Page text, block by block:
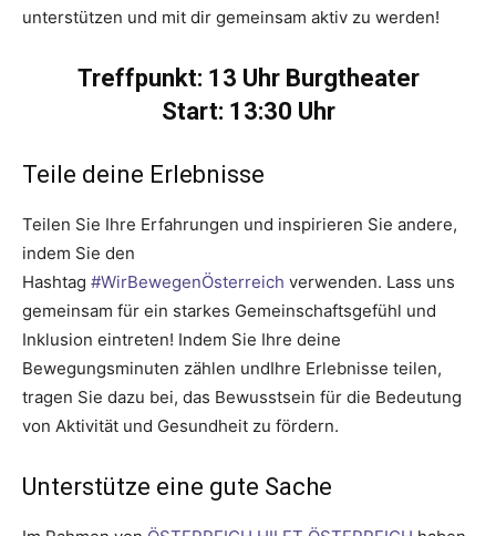
unterstützen und mit dir gemeinsam aktiv zu werden!
Treffpunkt: 13 Uhr Burgtheater
Start: 13:30 Uhr
Teile deine Erlebnisse
Teilen Sie Ihre Erfahrungen und inspirieren Sie andere,
indem Sie den
Hashtag #WirBewegenÖsterreich verwenden. Lass uns
gemeinsam für ein starkes Gemeinschaftsgefühl und
Inklusion eintreten! Indem Sie Ihre deine
Bewegungsminuten zählen undIhre Erlebnisse teilen,
tragen Sie dazu bei, das Bewusstsein für die Bedeutung
von Aktivität und Gesundheit zu fördern.
Unterstütze eine gute Sache